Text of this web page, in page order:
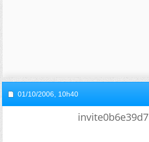
01/10/2006, 10h40
invite0b6e39d7